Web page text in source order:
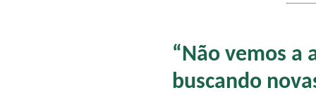
“Não vemos a
buscando